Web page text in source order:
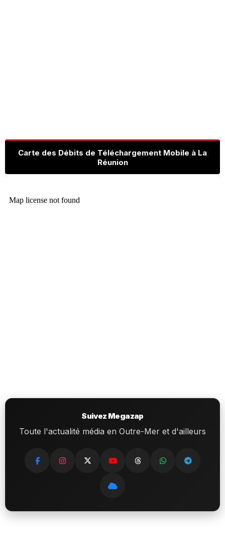
Carte des Débits de Téléchargement Mobile à La
Réunion
Suivez Megazap
Toute l'actualité média en Outre-Mer et d'ailleurs